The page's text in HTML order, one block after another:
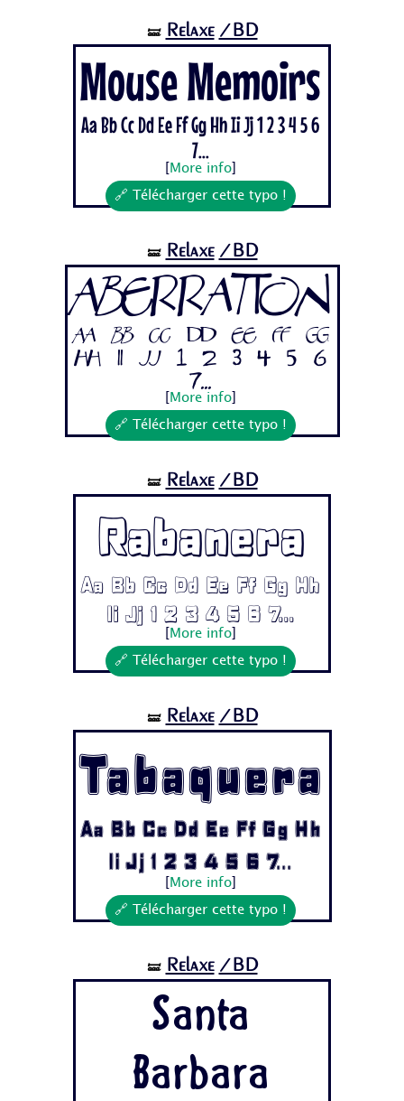
🝛 Relaxe /BD
Mouse Memoirs
Aa Bb Cc Dd Ee Ff Gg Hh Ii Jj 1 2 3 4 5 6
7...
More info]
🔗 Télécharger cette typo !
🝛 Relaxe /BD
Aberration
Aa Bb Cc Dd Ee Ff Gg
Hh Ii Jj 1 2 3 4 5 6
7...
More info]
🔗 Télécharger cette typo !
🝛 Relaxe /BD
Rabanera
Aa Bb Cc Dd Ee Ff Gg Hh
Ii Jj 1 2 3 4 5 6 7...
More info]
🔗 Télécharger cette typo !
🝛 Relaxe /BD
Tabaquera
Aa Bb Cc Dd Ee Ff Gg Hh
Ii Jj 1 2 3 4 5 6 7...
More info]
🔗 Télécharger cette typo !
🝛 Relaxe /BD
Santa
Barbara